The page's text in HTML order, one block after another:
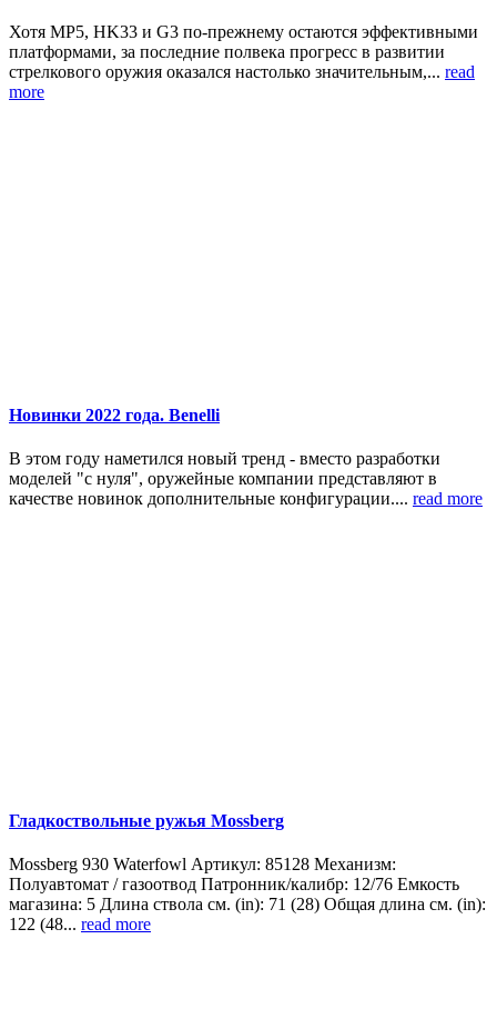
Хотя MP5, HK33 и G3 по-прежнему остаются эффективными
платформами, за последние полвека прогресс в развитии
стрелкового оружия оказался настолько значительным,... read
more
Новинки 2022 года. Benelli
В этом году наметился новый тренд - вместо разработки
моделей "с нуля", оружейные компании представляют в
качестве новинок дополнительные конфигурации.... read more
Гладкоствольные ружья Mossberg
Mossberg 930 Waterfowl Артикул: 85128 Механизм:
Полуавтомат / газоотвод Патронник/калибр: 12/76 Емкость
магазина: 5 Длина ствола см. (in): 71 (28) Общая длина см. (in):
122 (48... read more